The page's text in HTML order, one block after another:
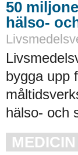
50
hälso-
bygga upp
hälso- och
MEDICIN